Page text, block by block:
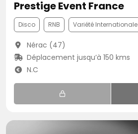
Prestige Event France
Disco RNB Variété Internationale
Nérac (47)
Déplacement jusqu’à 150 kms
N.C